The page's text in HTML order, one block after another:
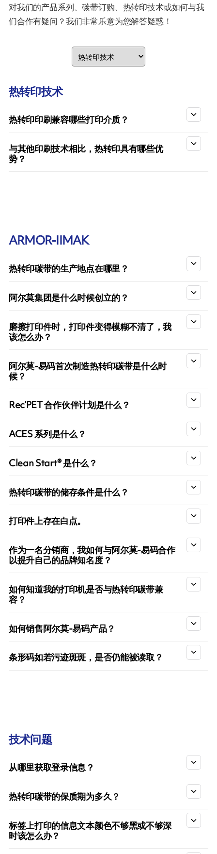
对我们的产品系列、碳带订购、热转印技术或如何与我
们合作有疑问？我们非常乐意为您解答疑惑！
热转印技术
热转印印刷兼容哪些打印介质？
与其他印刷技术相比，热转印具有哪些优
势？
ARMOR-IIMAK
热转印碳带的生产地点在哪里？
阿尔莫集团是什么时候创立的？
磨擦打印件时，打印件变得模糊不清了，我
该怎么办？
阿尔莫-易码首次制造热转印碳带是什么时
候？
Rec’PET 合作伙伴计划是什么？
ACES 系列是什么？
Clean Start® 是什么？
热转印碳带的储存条件是什么？
打印件上存在白点。
作为一名分销商，我如何与阿尔莫-易码合作
以提升自己的品牌知名度？
如何知道我的打印机是否与热转印碳带兼
容？
如何销售阿尔莫-易码产品？
条形码如若污迹斑斑，是否仍能被读取？
技术问题
从哪里获取登录信息？
热转印碳带的保质期为多久？
标签上打印的信息文本颜色不够黑或不够深
时该怎么办？